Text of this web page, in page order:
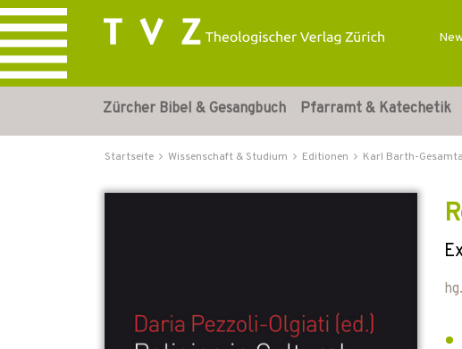
Zürcher Bibel & Gesangbuch Pfarramt & Katechetik
Startseite Wissenschaft & Studium Editionen Karl Barth-